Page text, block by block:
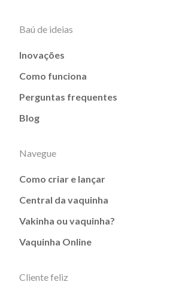
Baú de ideias
Inovações
Como funciona
Perguntas frequentes
Blog
Navegue
Como criar e lançar
Central da vaquinha
Vakinha ou vaquinha?
Vaquinha Online
Cliente feliz